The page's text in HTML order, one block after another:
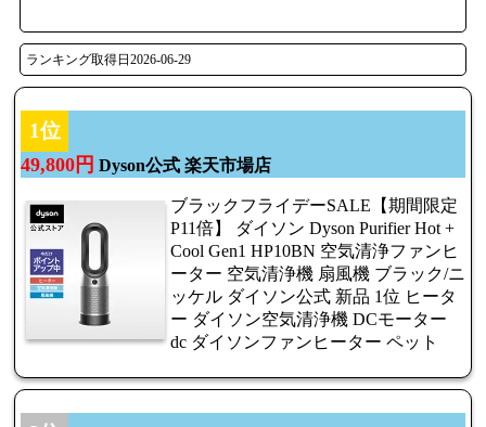
ランキング取得日2026-06-29
1位
49,800円 Dyson公式 楽天市場店
ブラックフライデーSALE【期間限定
P11倍】 ダイソン Dyson Purifier Hot +
Cool Gen1 HP10BN 空気清浄ファンヒ
ーター 空気清浄機 扇風機 ブラック/ニ
ッケル ダイソン公式 新品 1位 ヒータ
ー ダイソン空気清浄機 DCモーター
dc ダイソンファンヒーター ペット